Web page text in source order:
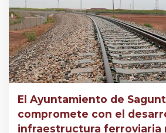
El Ayuntamiento de
compromete con el
infraestructura ferroviaria